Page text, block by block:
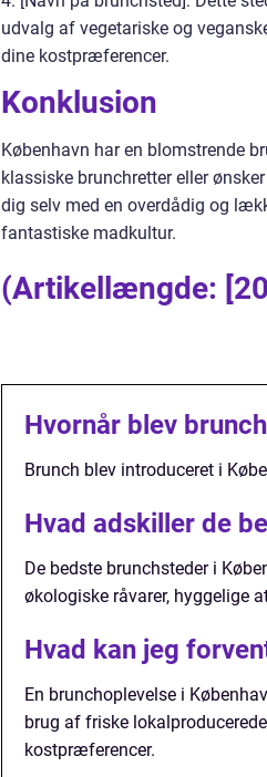
udvalg af vegetariske og
dine kostpræferencer.
Konklusion
København har en blomstrende
klassiske brunchretter eller
dig selv med en overdådig og
fantastiske madkultur.
(Artikellængde:
Hvornår blev
Brunch blev introduceret i
Hvad adskiller de
De bedste brunchsteder i
økologiske råvarer, hyggelige
Hvad kan jeg
En brunchoplevelse i
brug af friske
kostpræferencer.